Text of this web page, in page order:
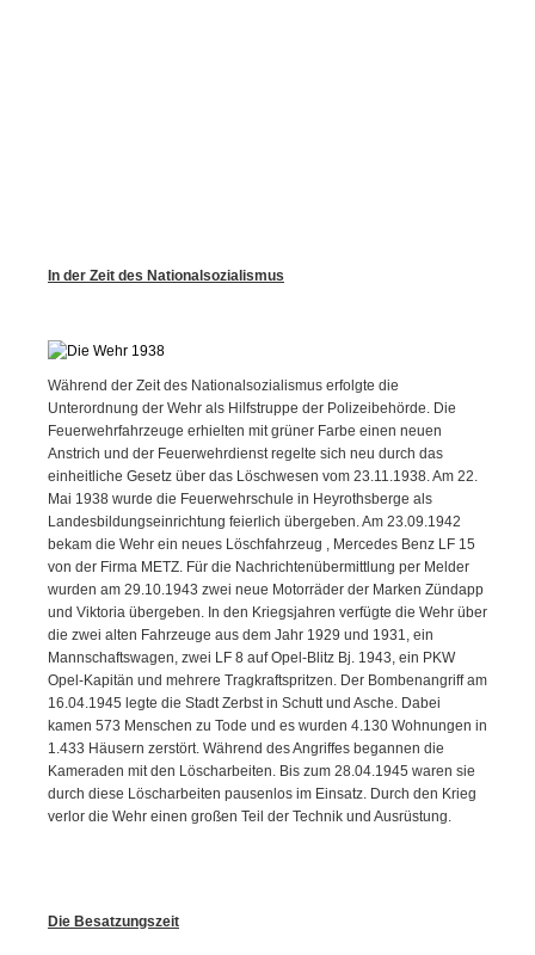
In der Zeit des Nationalsozialismus
Während der Zeit des Nationalsozialismus erfolgte die
Unterordnung der Wehr als Hilfstruppe der Polizeibehörde. Die
Feuerwehrfahrzeuge erhielten mit grüner Farbe einen neuen
Anstrich und der Feuerwehrdienst regelte sich neu durch das
einheitliche Gesetz über das Löschwesen vom 23.11.1938. Am 22.
Mai 1938 wurde die Feuerwehrschule in Heyrothsberge als
Landesbildungseinrichtung feierlich übergeben. Am 23.09.1942
bekam die Wehr ein neues Löschfahrzeug , Mercedes Benz LF 15
von der Firma METZ. Für die Nachrichtenübermittlung per Melder
wurden am 29.10.1943 zwei neue Motorräder der Marken Zündapp
und Viktoria übergeben. In den Kriegsjahren verfügte die Wehr über
die zwei alten Fahrzeuge aus dem Jahr 1929 und 1931, ein
Mannschaftswagen, zwei LF 8 auf Opel-Blitz Bj. 1943, ein PKW
Opel-Kapitän und mehrere Tragkraftspritzen. Der Bombenangriff am
16.04.1945 legte die Stadt Zerbst in Schutt und Asche. Dabei
kamen 573 Menschen zu Tode und es wurden 4.130 Wohnungen in
1.433 Häusern zerstört. Während des Angriffes begannen die
Kameraden mit den Löscharbeiten. Bis zum 28.04.1945 waren sie
durch diese Löscharbeiten pausenlos im Einsatz. Durch den Krieg
verlor die Wehr einen großen Teil der Technik und Ausrüstung.
Die Besatzungszeit